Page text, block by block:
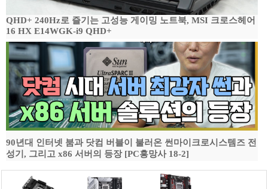
QHD+ 240Hz로 즐기는 고성능 게이밍 노트북, MSI 크로스헤어
16 HX E14WGK-i9 QHD+
90년대 인터넷 붐과 닷컴 버블이 불러온 썬마이크로시스템즈 전
성기, 그리고 x86 서버의 등장 [PC흥망사 18-2]